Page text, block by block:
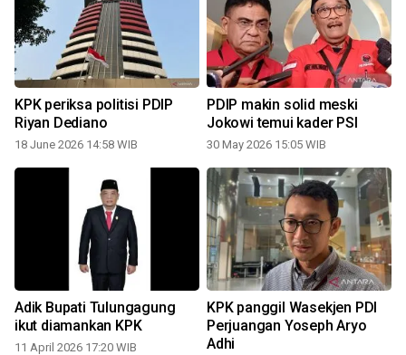
KPK periksa politisi PDIP
Riyan Dediano
18 June 2026 14:58 WIB
PDIP makin solid meski
Jokowi temui kader PSI
30 May 2026 15:05 WIB
Adik Bupati Tulungagung
ikut diamankan KPK
11 April 2026 17:20 WIB
KPK panggil Wasekjen PDI
Perjuangan Yoseph Aryo
Adhi